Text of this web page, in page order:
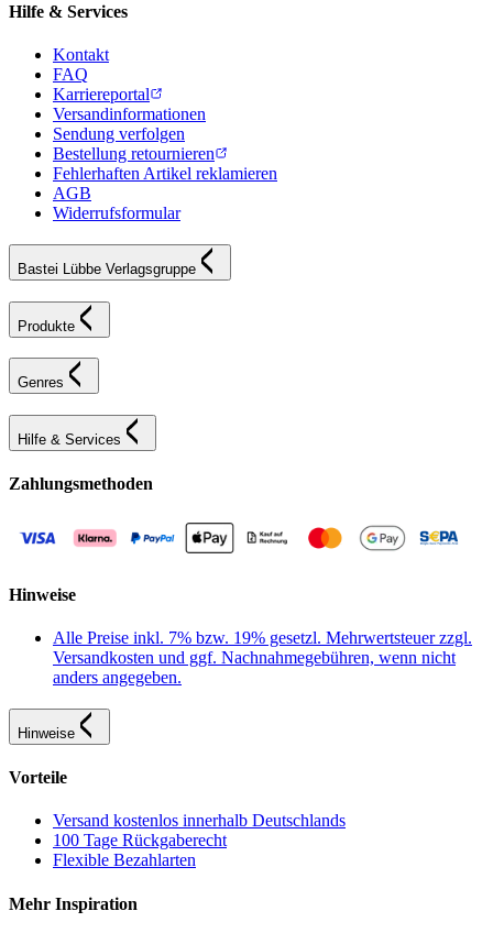
Hilfe & Services
Kontakt
FAQ
Karriereportal
Versandinformationen
Sendung verfolgen
Bestellung retournieren
Fehlerhaften Artikel reklamieren
AGB
Widerrufsformular
Bastei Lübbe Verlagsgruppe
Produkte
Genres
Hilfe & Services
Zahlungsmethoden
Hinweise
Alle Preise inkl. 7% bzw. 19% gesetzl. Mehrwertsteuer zzgl.
Versandkosten und ggf. Nachnahmegebühren, wenn nicht
anders angegeben.
Hinweise
Vorteile
Versand kostenlos innerhalb Deutschlands
100 Tage Rückgaberecht
Flexible Bezahlarten
Mehr Inspiration